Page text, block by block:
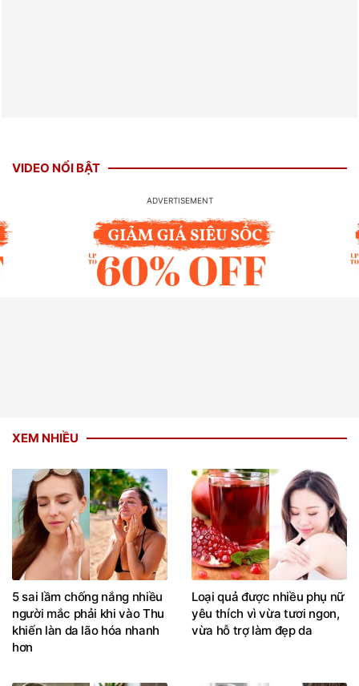
VIDEO NỔI BẬT
XEM NHIỀU
5 sai lầm chống nắng nhiều
người mắc phải khi vào Thu
khiến làn da lão hóa nhanh
hơn
Loại quả được nhiều phụ nữ
yêu thích vì vừa tươi ngon,
vừa hỗ trợ làm đẹp da